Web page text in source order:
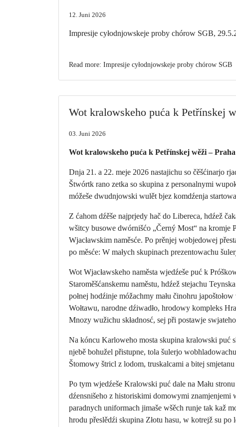
12. Juni 2026
Impresije cyłodnjowskeje proby chórow SGB,
Read more: Impresije cyłodnjowskeje proby chórow SGB
Wot kralowskeho puća k Petřínskej
03. Juni 2026
Wot kralowskeho puća k Petřínskej wěži –
Dnja 21. a 22. meje 2026 nastajichu so čěšćinarjo
Štwórtk rano zetka so skupina z personalnymi
móžeše dwudnjowski wulět bjez komdźenja
Z ćahom dźěše najprjedy hač do Libereca, hdźež
wšitcy busowe dwórnišćo „Černý Most“ na kromje
Wjacławskim naměsće. Po prěnjej wobjedowej
po měsće: W małych skupinach prezentowachu
Wot Wjacławskeho naměsta wjedźeše puć k
Staroměšćanskemu naměstu, hdźež stejachu
połnej hodźinje móžachmy mału činohru
Wołtawu, narodne dźiwadło, hrodowy kompleks
Mnozy wužichu składnosć, sej při postawje
Na kóncu Karloweho mosta skupina kralowski puć
njebě bohužel přistupne, tola šulerjo
Štomowy štricl z lodom, truskalcami a bitej smjetanu
Po tym wjedźeše Kralowski puć dale na Mału
dźensnišeho z historiskimi domowymi znamjenjemi
paradnych uniformach jimaše wšěch runje tak kaž
hrodu přeslědźi skupina Złotu hasu, w kotrejž su po